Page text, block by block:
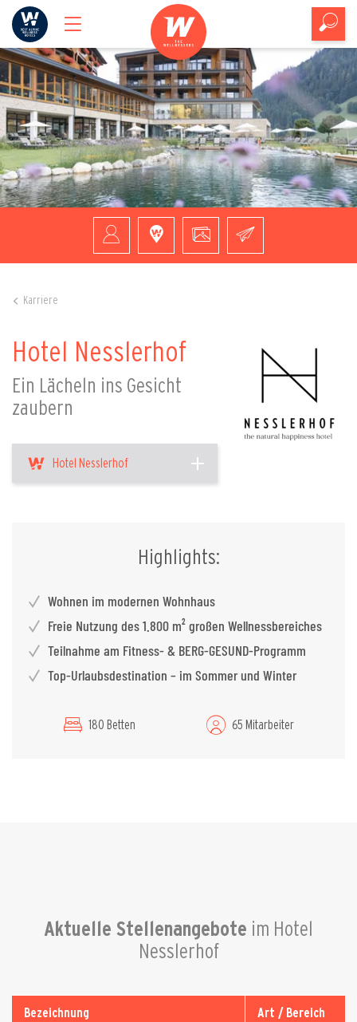
Karriere
Hotel Nesslerhof
Ein Lächeln ins Gesicht
zaubern
Hotel Nesslerhof
Highlights:
Wohnen im modernen Wohnhaus
Freie Nutzung des 1.800 m² großen Wellnessbereiches
Teilnahme am Fitness- & BERG-GESUND-Programm
Top-Urlaubsdestination – im Sommer und Winter
180 Betten 65 Mitarbeiter
Aktuelle Stellenangebote im Hotel
Nesslerhof
Bezeichnung Art / Bereich